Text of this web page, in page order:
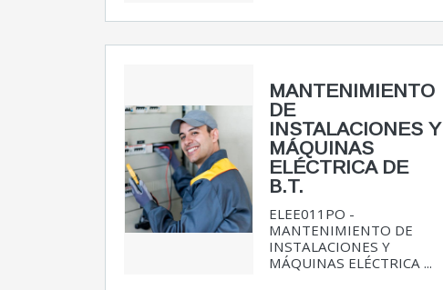
MANTENIMIENTO
DE
INSTALACIONES Y
MÁQUINAS
ELÉCTRICA DE
B.T.
ELEE011PO -
MANTENIMIENTO DE
INSTALACIONES Y
MÁQUINAS ELÉCTRICA ...